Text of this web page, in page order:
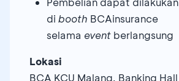
di booth BCAinsurance
selama event berlangsung
Lokasi
BCA KCU Malang, Banking